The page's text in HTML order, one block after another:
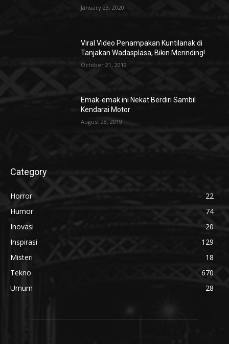
January 23, 2020
Viral Video Penampakan Kuntilanak di
Tanjakan Wadasplasa, Bikin Merinding!
October 21, 2019
Emak-emak ini Nekat Berdiri Sambil
Kendarai Motor
August 28, 2019
Category
Horror
22
Humor
74
Inovasi
20
Inspirasi
129
Misteri
18
Tekno
670
Umum
28